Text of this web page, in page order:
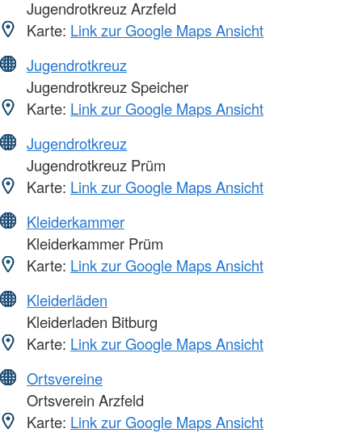
Jugendrotkreuz Arzfeld
Karte: Link zur Google Maps Ansicht
Jugendrotkreuz
Jugendrotkreuz Speicher
Karte: Link zur Google Maps Ansicht
Jugendrotkreuz
Jugendrotkreuz Prüm
Karte: Link zur Google Maps Ansicht
Kleiderkammer
Kleiderkammer Prüm
Karte: Link zur Google Maps Ansicht
Kleiderläden
Kleiderladen Bitburg
Karte: Link zur Google Maps Ansicht
Ortsvereine
Ortsverein Arzfeld
Karte: Link zur Google Maps Ansicht